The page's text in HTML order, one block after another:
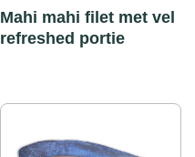
Mahi mahi filet met vel
refreshed portie